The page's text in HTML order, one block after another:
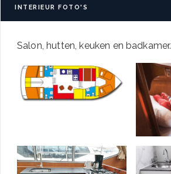
INTERIEUR FOTO'S
Salon, hutten, keuken en badkamer.